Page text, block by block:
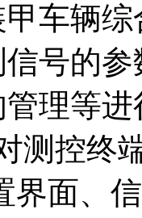
车辆
号的
理等
测控终
界面、